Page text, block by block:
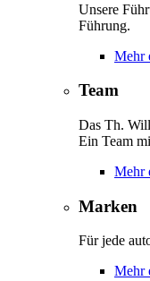
Unsere
Führung.
Mehr
Team
Das Th.
Ein Team
Mehr
Marken
Für jede
Mehr